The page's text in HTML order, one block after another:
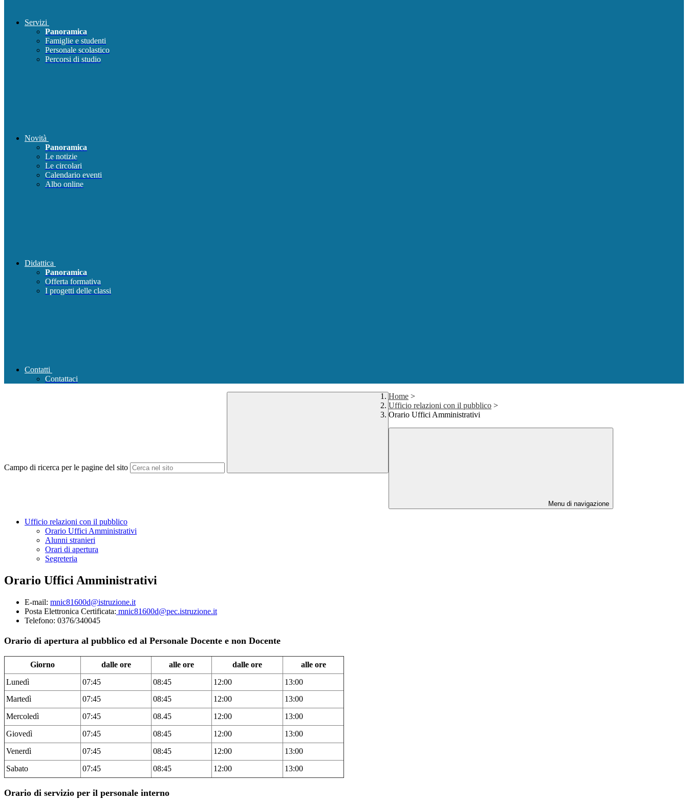
Servizi
Panoramica
Famiglie e studenti
Personale scolastico
Percorsi di studio
Novità
Panoramica
Le notizie
Le circolari
Calendario eventi
Albo online
Didattica
Panoramica
Offerta formativa
I progetti delle classi
Contatti
Contattaci
Campo di ricerca per le pagine del sito
Home >
Ufficio relazioni con il pubblico >
Orario Uffici Amministrativi
Menu di navigazione
Ufficio relazioni con il pubblico
Orario Uffici Amministrativi
Alunni stranieri
Orari di apertura
Segreteria
Orario Uffici Amministrativi
E-mail: mnic81600d@istruzione.it
Posta Elettronica Certificata: mnic81600d@pec.istruzione.it
Telefono: 0376/340045
Orario di apertura al pubblico ed al Personale Docente e non Docente
Giorno dalle ore alle ore dalle ore
alle ore
Lunedì
07:45 08:45 12:00
13:00
Martedì
07:45 08:45 12:00
13:00
Mercoledì
07:45 08.45 12:00
13:00
Giovedì
07:45 08:45 12:00
13:00
Venerdì
07:45 08:45 12:00
13:00
Sabato
07:45 08:45 12:00 13:00
Orario di servizio per il personale interno